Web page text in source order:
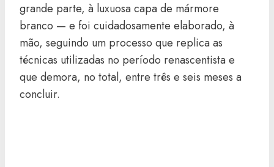
grande parte, à luxuosa capa de mármore
branco — e foi cuidadosamente elaborado, à
mão, seguindo um processo que replica as
técnicas utilizadas no período renascentista e
que demora, no total, entre três e seis meses a
concluir.